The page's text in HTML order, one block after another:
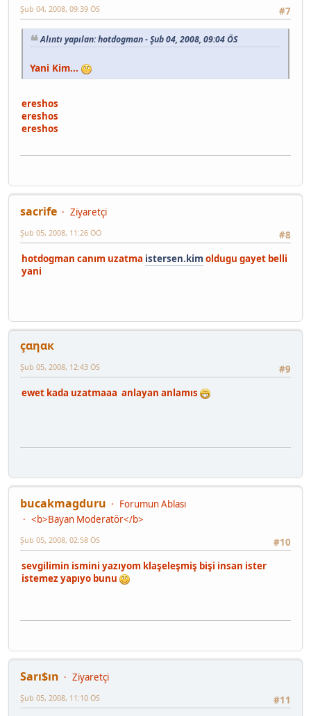
#7
Şub 04, 2008, 09:39 ÖS
Alıntı yapılan: hotdogman - Şub 04, 2008, 09:04 ÖS
Yani Kim...
ereshos
ereshos
ereshos
sacrife
Ziyaretçi
#8
Şub 05, 2008, 11:26 ÖÖ
hotdogman canım uzatma istersen.kim oldugu gayet belli
yani
çαηαк
#9
Şub 05, 2008, 12:43 ÖS
ewet kada uzatmaaa anlayan anlamıs
bucakmagduru
Forumun Ablası
<b>Bayan Moderatör</b>
#10
Şub 05, 2008, 02:58 ÖS
sevgilimin ismini yazıyom klaşeleşmiş bişi insan ister
istemez yapıyo bunu
Sarı$ın
Ziyaretçi
#11
Şub 05, 2008, 11:10 ÖS